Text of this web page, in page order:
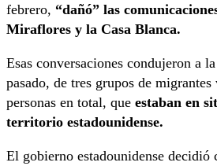
febrero, “dañó” las
Miraflores y la Casa Blanca.
Esas conversaciones condujeron a
pasado, de tres grupos de
personas en total, que estaban en
territorio estadounidense.
El gobierno estadounidense decidió